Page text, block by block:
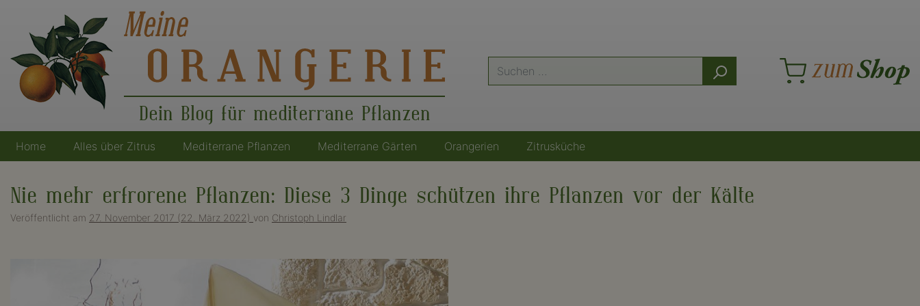
Dein Blog für mediterrane Pflanzen
Suche
nach:
Hauptnavigation
Home Alles über Zitrus Mediterrane Pflanzen Mediterrane Gärten Orangerien Zitrusküche
Nie mehr erfrorene Pflanzen: Diese 3 Dinge schützen ihre Pflanzen vor der Kälte
Veröffentlicht am 27. November 2017 (22. März 2022) von Christoph Lindlar